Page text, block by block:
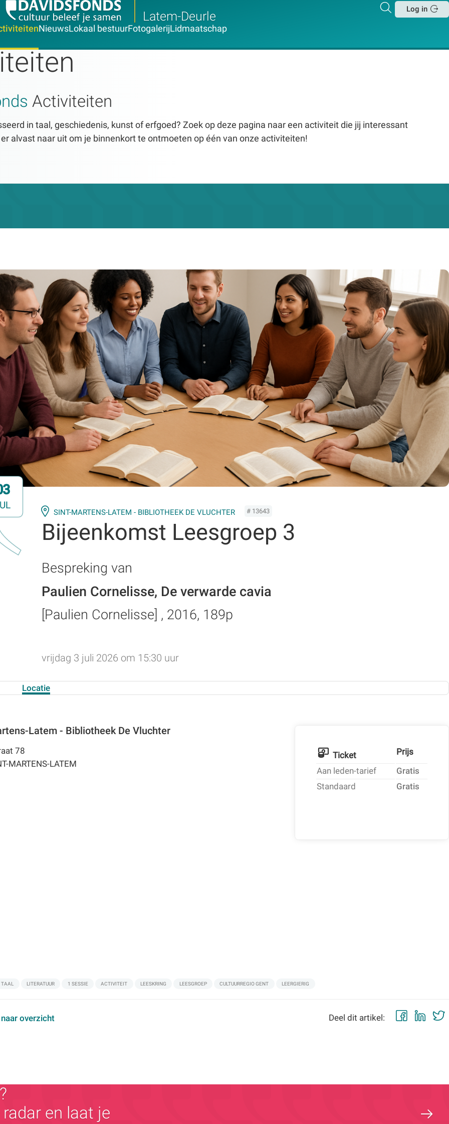
Latem-Deurle
Zoeken
Log in
NieuwsLokaal bestuurFotogalerijLidmaatschap
Activiteiten
in taal, geschiedenis, kunst of erfgoed? Zoek op deze pagina naar een activiteit die jij interessant
alvast naar uit om je binnenkort te ontmoeten op één van onze activiteiten!
SINT-MARTENS-LATEM - BIBLIOTHEEK DE VLUCHTER # 13643
Bijeenkomst Leesgroep 3
Bespreking van
Paulien Cornelisse, De verwarde cavia
[Paulien Cornelisse] , 2016, 189p
vrijdag 3 juli 2026 om 15:30 uur
Locatie
Latem - Bibliotheek De Vluchter
78
MARTENS-LATEM
Ticket
Prijs
Aan leden-tarief
Gratis
Standaard
Gratis
TAAL LITERATUUR 1 SESSIE ACTIVITEIT LEESKRING LEESGROEP CULTUURREGIO GENT LEERGIERIG
overzicht Deel dit artikel:
en laat je